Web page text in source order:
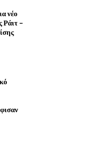
νέο
Ράιτ –